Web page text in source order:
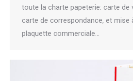
toute la charte papeterie: carte de
carte de correspondance, et mise
plaquette commerciale…